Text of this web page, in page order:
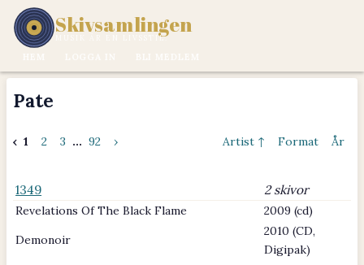
Skivsamlingen
MUSIK ÄR EN LIVSSTIL.
Pate
‹ 1 2 3 ... 92 › Artist ↑ Format År
1349 2 skivor
Revelations Of The Black Flame
2009 (cd)
Demonoir
2010 (CD,
Digipak)